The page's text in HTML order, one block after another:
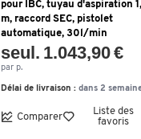
pour IBC, tuyau d'aspiration
m, raccord SEC, pistolet
automatique, 30l/min
seul. 1.043,90 €
par p.
Délai de livraison : dans 2
Comparer
Liste des
favoris